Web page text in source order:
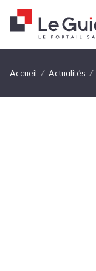
Fil d'Ariane
Accueil Actualités